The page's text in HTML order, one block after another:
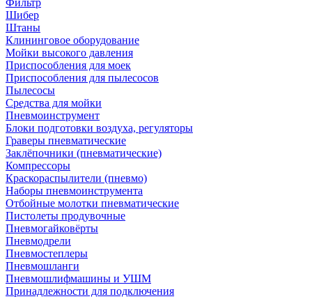
Фильтр
Шибер
Штаны
Клининговое оборудование
Мойки высокого давления
Приспособления для моек
Приспособления для пылесосов
Пылесосы
Средства для мойки
Пневмоинструмент
Блоки подготовки воздуха, регуляторы
Граверы пневматические
Заклёпочники (пневматические)
Компрессоры
Краскораспылители (пневмо)
Наборы пневмоинструмента
Отбойные молотки пневматические
Пистолеты продувочные
Пневмогайковёрты
Пневмодрели
Пневмостеплеры
Пневмошланги
Пневмошлифмашины и УШМ
Принадлежности для подключения